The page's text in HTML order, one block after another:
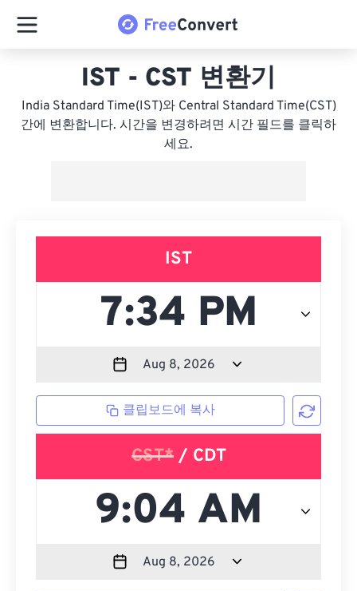
IST - CST 변환기
India Standard Time(IST)와 Central Standard Time(CST)
간에 변환합니다. 시간을 변경하려면 시간 필드를 클릭하
세요.
IST
클립보드에 복사
CST*/ CDT